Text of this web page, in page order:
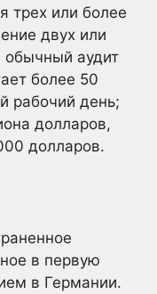
трех или более
двух или
обычный аудит
более 50
рабочий день;
долларов,
долларов.
в первую
в Германии.